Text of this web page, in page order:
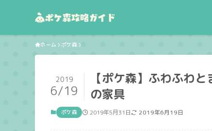
ホーム ポケ森
【ポケ森】ふわふわ
の家具
2019
6/19
ポケ森 2019年5月31日 2019年6月19日